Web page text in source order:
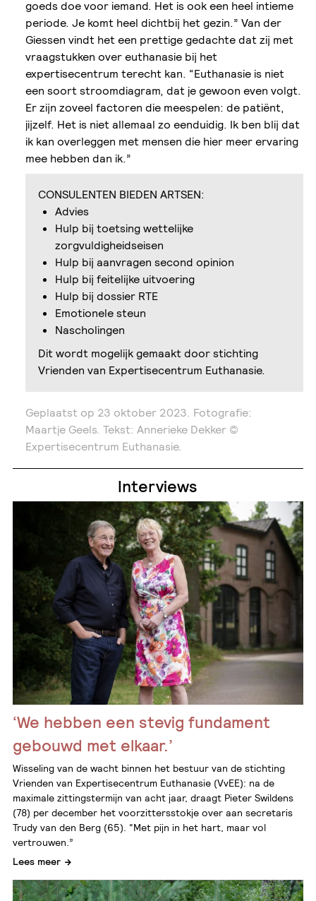
goeds doe voor iemand. Het is ook een heel intieme
periode. Je komt heel dichtbij het gezin.” Van der
Giessen vindt het een prettige gedachte dat zij met
vraagstukken over euthanasie bij het
expertisecentrum terecht kan. “Euthanasie is niet
een soort stroomdiagram, dat je gewoon even volgt.
Er zijn zoveel factoren die meespelen: de patiënt,
jijzelf. Het is niet allemaal zo eenduidig. Ik ben blij dat
ik kan overleggen met mensen die hier meer ervaring
mee hebben dan ik.”
CONSULENTEN BIEDEN ARTSEN:
Advies
Hulp bij toetsing wettelijke
zorgvuldigheidseisen
Hulp bij aanvragen second opinion
Hulp bij feitelijke uitvoering
Hulp bij dossier RTE
Emotionele steun
Nascholingen
Dit wordt mogelijk gemaakt door stichting
Vrienden van Expertisecentrum Euthanasie.
Geplaatst op 23 oktober 2023. Fotografie:
Maartje Geels. Tekst: Annerieke Dekker ©
Expertisecentrum Euthanasie.
Interviews
‘We hebben een stevig fundament
gebouwd met elkaar.’
Wisseling van de wacht binnen het bestuur van de stichting
Vrienden van Expertisecentrum Euthanasie (VvEE): na de
maximale zittingstermijn van acht jaar, draagt Pieter Swildens
(78) per december het voorzittersstokje over aan secretaris
Trudy van den Berg (65). “Met pijn in het hart, maar vol
vertrouwen.”
Lees meer